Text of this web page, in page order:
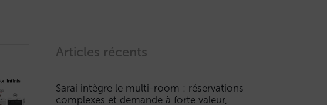
Articles récents
Sarai intègre le multi-room : réservations
complexes et demande à forte valeur,